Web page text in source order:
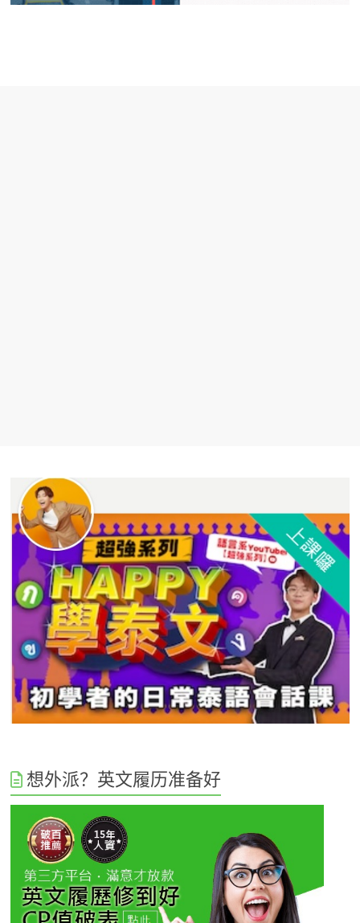
想外派？英文履历准备好